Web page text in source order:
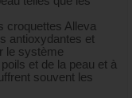
croquettes Alleva
antioxydantes et
le système
et de la peau et à
souvent les